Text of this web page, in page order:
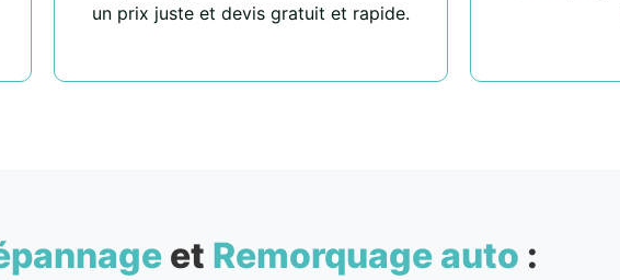
un prix juste et devis gratuit et rapide.
et Remorquage auto :